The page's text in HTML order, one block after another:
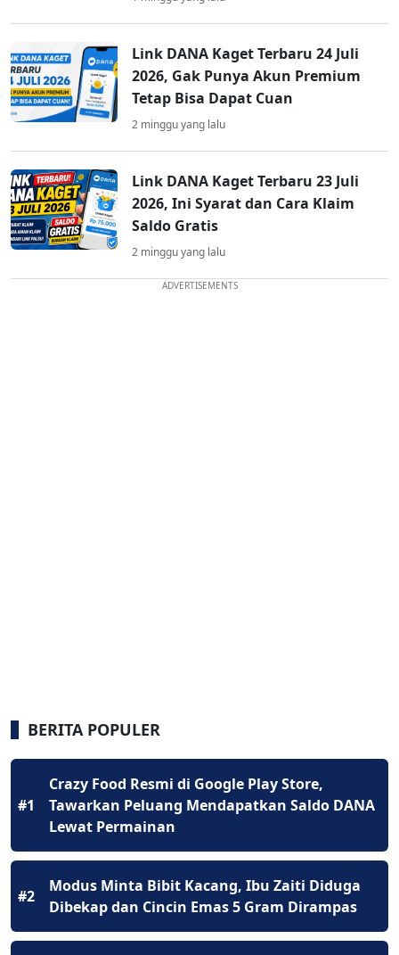
Link DANA Kaget Terbaru 24 Juli
2026, Gak Punya Akun Premium
Tetap Bisa Dapat Cuan
2 minggu yang lalu
Link DANA Kaget Terbaru 23 Juli
2026, Ini Syarat dan Cara Klaim
Saldo Gratis
2 minggu yang lalu
ADVERTISEMENTS
BERITA POPULER
#1
Crazy Food Resmi di Google Play Store,
Tawarkan Peluang Mendapatkan Saldo DANA
Lewat Permainan
#2
Modus Minta Bibit Kacang, Ibu Zaiti Diduga
Dibekap dan Cincin Emas 5 Gram Dirampas